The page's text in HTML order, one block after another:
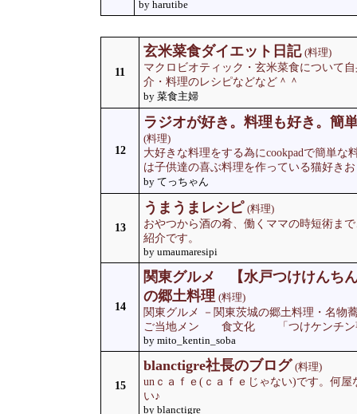
by harutibe
11
玄米菜食ダイエット日記 (料理)
マクロビオティック・玄米菜食について
介・料理のレシピなどなど＾＾
by 菜食主婦
12
ラジオが好き。料理も好き。簡
(料理)
大好きな料理をする為にcookpadで簡単な
は子供達の喜ぶ料理を作っている猫好き
by てっちゃん
13
うまうまレシピ (料理)
おやつから酒の肴、働くママの時短術ま
紹介です。
by umaumaresipi
14
関東グルメ 【水戸つけけんち
の郷土料理 (料理)
関東グルメ －関東茨城の郷土料理・名
ご当地メン 食文化 「つけケンチン
by mito_kentin_soba
15
blanctigre社長のブログ (料理)
unｃａｆｅ(ｃａｆｅじゃない)です。何
い♪
by blanctigre